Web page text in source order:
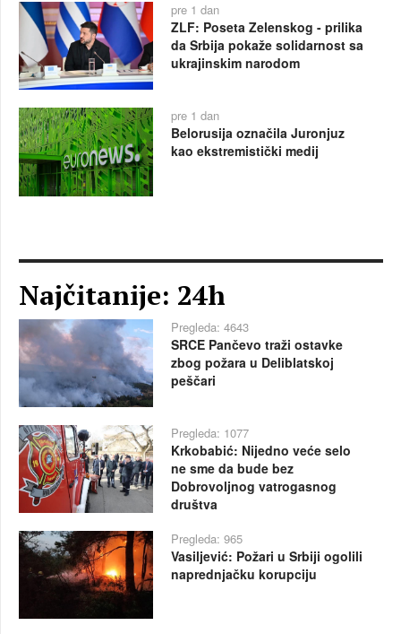
pre 1 dan
ZLF: Poseta Zelenskog - prilika
da Srbija pokaže solidarnost sa
ukrajinskim narodom
pre 1 dan
Belorusija označila Juronjuz
kao ekstremistički medij
Najčitanije: 24h
Pregleda: 4643
SRCE Pančevo traži ostavke
zbog požara u Deliblatskoj
peščari
Pregleda: 1077
Krkobabić: Nijedno veće selo
ne sme da bude bez
Dobrovoljnog vatrogasnog
društva
Pregleda: 965
Vasiljević: Požari u Srbiji ogolili
naprednjačku korupciju